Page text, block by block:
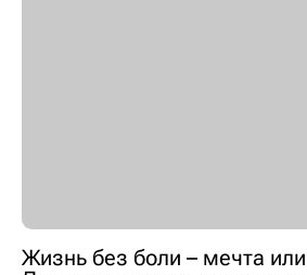
Жизнь без боли – мечта или